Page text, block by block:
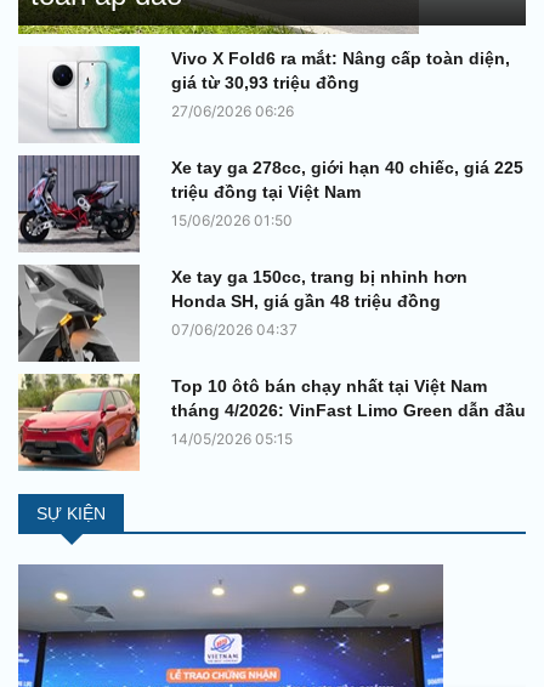
Vivo X Fold6 ra mắt: Nâng cấp toàn diện,
giá từ 30,93 triệu đồng
27/06/2026 06:26
Xe tay ga 278cc, giới hạn 40 chiếc, giá 225
triệu đồng tại Việt Nam
15/06/2026 01:50
Xe tay ga 150cc, trang bị nhỉnh hơn
Honda SH, giá gần 48 triệu đồng
07/06/2026 04:37
Top 10 ôtô bán chạy nhất tại Việt Nam
tháng 4/2026: VinFast Limo Green dẫn đầu
14/05/2026 05:15
SỰ KIỆN